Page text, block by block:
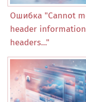
Ошибка "Cannot
header
headers..."